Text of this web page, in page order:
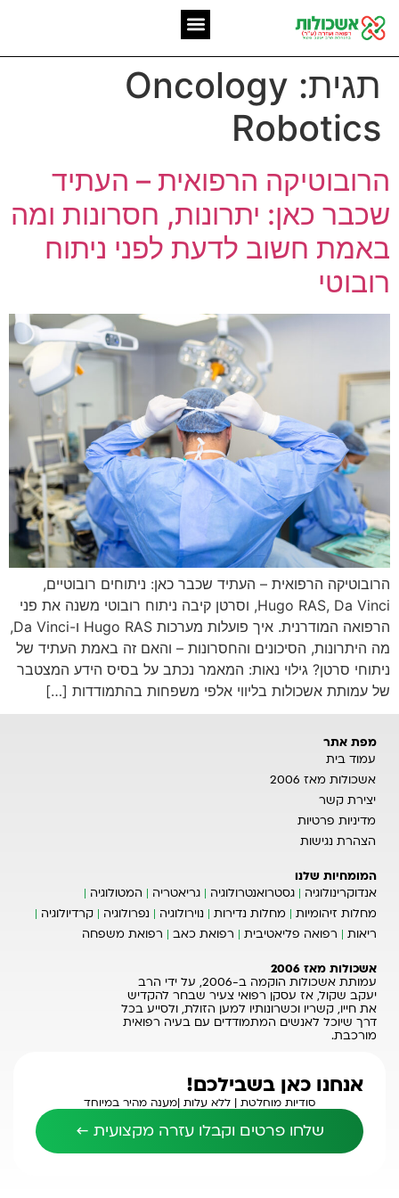
תגית: Oncology
Robotics
הרובוטיקה הרפואית – העתיד
שכבר כאן: יתרונות, חסרונות ומה
באמת חשוב לדעת לפני ניתוח
רובוטי
הרובוטיקה הרפואית – העתיד שכבר כאן: ניתוחים רובוטיים,
Hugo RAS, Da Vinci, וסרטן קיבה ניתוח רובוטי משנה את פני
הרפואה המודרנית. איך פועלות מערכות Hugo RAS ו-Da Vinci,
מה היתרונות, הסיכונים והחסרונות – והאם זה באמת העתיד של
ניתוחי סרטן? גילוי נאות: המאמר נכתב על בסיס הידע המצטבר
של עמותת אשכולות בליווי אלפי משפחות בהתמודדות […]
מפת אתר
עמוד בית
אשכולות מאז 2006
יצירת קשר
מדיניות פרטיות
הצהרת נגישות
המומחיות שלנו
אנדוקרינולוגיה
גסטרואנטרולוגיה גריאטריה
המטולוגיה
מחלות זיהומיות
מחלות נדירות נוירולוגיה נפרולוגיה
קרדיולוגיה
ריאות
רפואה פליאטיבית רפואת כאב רפואת משפחה
אשכולות מאז 2006
עמותת אשכולות הוקמה ב-2006, על ידי הרב
יעקב שקול, אז עסקן רפואי צעיר שבחר להקדיש
את חייו, קשריו וכשרונותיו למען הזולת, ולסייע בכל
דרך שיוכל לאנשים המתמודדים עם בעיה רפואית
מורכבת.
אנחנו כאן בשבילכם!
סודיות מוחלטת | ללא עלות |מענה מהיר במיוחד
שלחו פרטים וקבלו עזרה מקצועית ←